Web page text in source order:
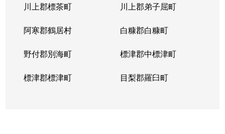
川上郡標茶町 川上郡弟子屈町
阿寒郡鶴居村 白糠郡白糠町
野付郡別海町 標津郡中標津町
標津郡標津町 目梨郡羅臼町